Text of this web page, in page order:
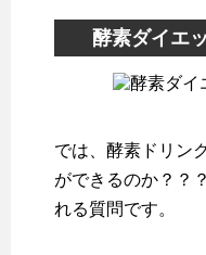
酵素ダイエ
では、酵素ドリン
ができるのか？？
れる質問です。